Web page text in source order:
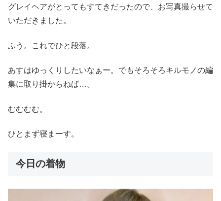
グレイヘアがとってもすてきだったので、お写真撮らせて
いただきました。
ふう。これでひと段落。
あすはゆっくりしたいなぁー。でもそろそろキルモノの編
集に取り掛からねば…。
むむむむ。
ひとまず寝まーす。
今日の着物